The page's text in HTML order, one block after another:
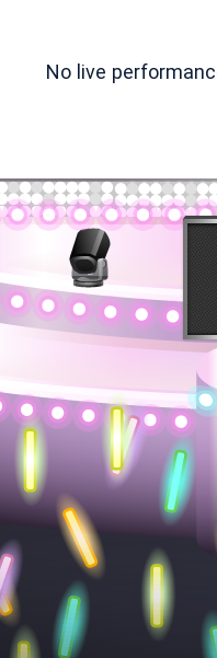
No live